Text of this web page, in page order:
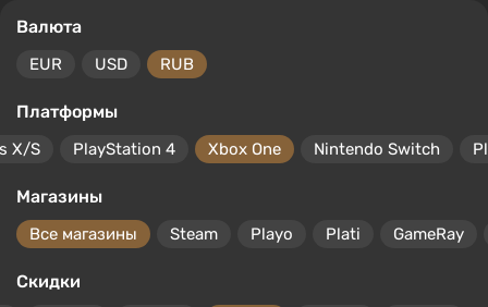
Валюта
EUR USD RUB
Платформы
X/S PlayStation 4 Xbox One Nintendo Switch
Магазины
Все магазины Steam Playo Plati GameRay
Скидки